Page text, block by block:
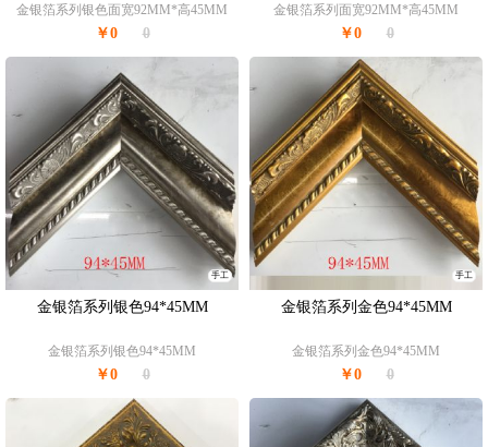
金银箔系列银色面宽92MM*高45MM
￥0 0
金银箔系列面宽92MM*高45MM
￥0 0
手工
金银箔系列银色94*45MM
金银箔系列银色94*45MM
￥0 0
手工
金银箔系列金色94*45MM
金银箔系列金色94*45MM
￥0 0